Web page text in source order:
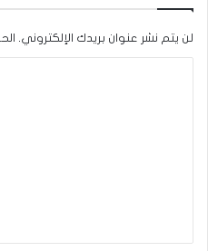
لن يتم نشر عنوان بريدك الإلكتروني.